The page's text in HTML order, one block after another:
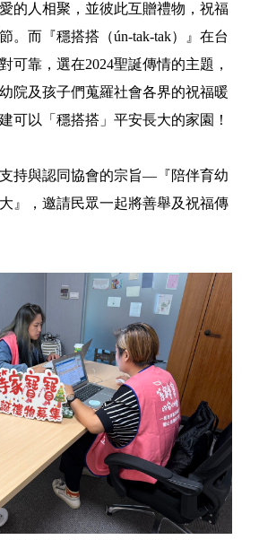
的人相聚，並彼此互贈禮物，祝福
。而『穩搭搭（ún-tak-tak）』在台
可靠，選在2024聖誕傳情的主題，
院及孩子們蒐羅社會各界的祝福暖
可以「穩搭搭」平安長大的家園！
持與認同協會的宗旨—『陪伴育幼
』，邀請民眾一起將善舉及祝福傳